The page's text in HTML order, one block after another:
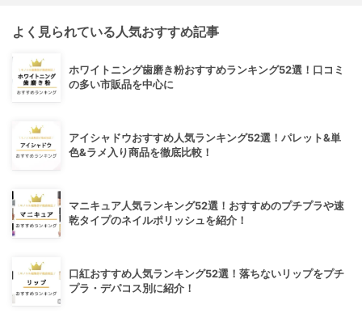
よく見られている人気おすすめ記事
ホワイトニング歯磨き粉おすすめランキング52選！口コミ
の多い市販品を中心に
アイシャドウおすすめ人気ランキング52選！パレット&単
色&ラメ入り商品を徹底比較！
マニキュア人気ランキング52選！おすすめのプチプラや速
乾タイプのネイルポリッシュを紹介！
口紅おすすめ人気ランキング52選！落ちないリップをプチ
プラ・デパコス別に紹介！